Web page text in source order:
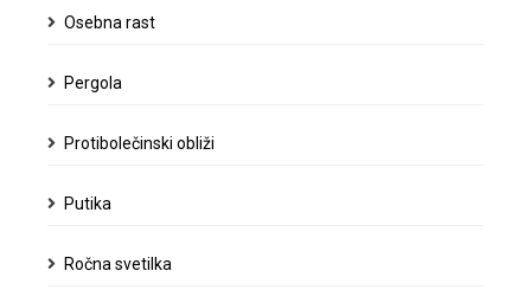
Osebna rast
Pergola
Protibolečinski obliži
Putika
Ročna svetilka